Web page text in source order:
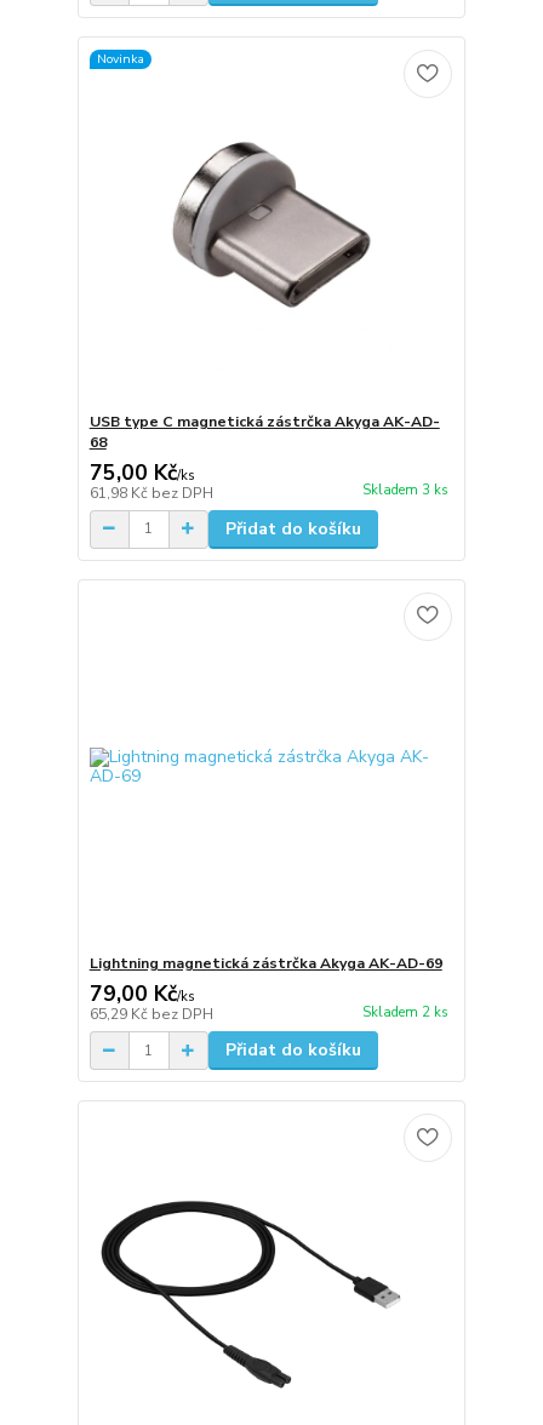
Novinka
USB type C magnetická zástrčka Akyga AK-AD-
68
75,00 Kč/ks
61,98 Kč bez DPH Skladem 3 ks
Přidat do košíku
Lightning magnetická zástrčka Akyga AK-AD-69
79,00 Kč/ks
65,29 Kč bez DPH Skladem 2 ks
Přidat do košíku